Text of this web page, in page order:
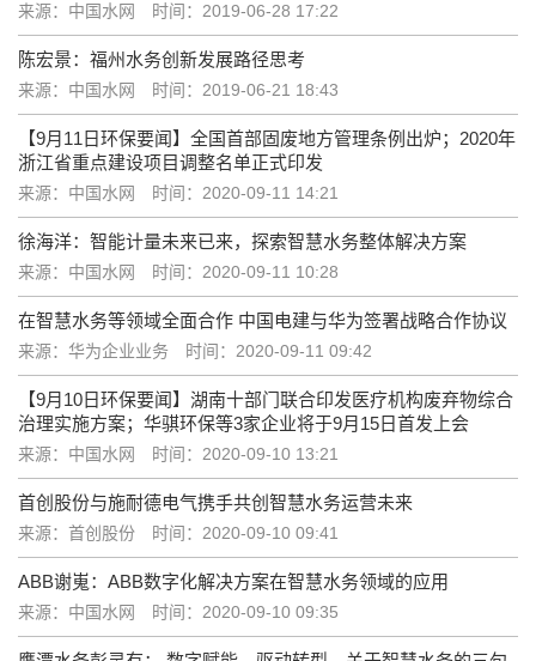
来源：中国水网 时间：2019-06-28 17:22
陈宏景：福州水务创新发展路径思考
来源：中国水网 时间：2019-06-21 18:43
【9月11日环保要闻】全国首部固废地方管理条例出炉；2020年
浙江省重点建设项目调整名单正式印发
来源：中国水网 时间：2020-09-11 14:21
徐海洋：智能计量未来已来，探索智慧水务整体解决方案
来源：中国水网 时间：2020-09-11 10:28
在智慧水务等领域全面合作 中国电建与华为签署战略合作协议
来源：华为企业业务 时间：2020-09-11 09:42
【9月10日环保要闻】湖南十部门联合印发医疗机构废弃物综合
治理实施方案；华骐环保等3家企业将于9月15日首发上会
来源：中国水网 时间：2020-09-10 13:21
首创股份与施耐德电气携手共创智慧水务运营未来
来源：首创股份 时间：2020-09-10 09:41
ABB谢嵬：ABB数字化解决方案在智慧水务领域的应用
来源：中国水网 时间：2020-09-10 09:35